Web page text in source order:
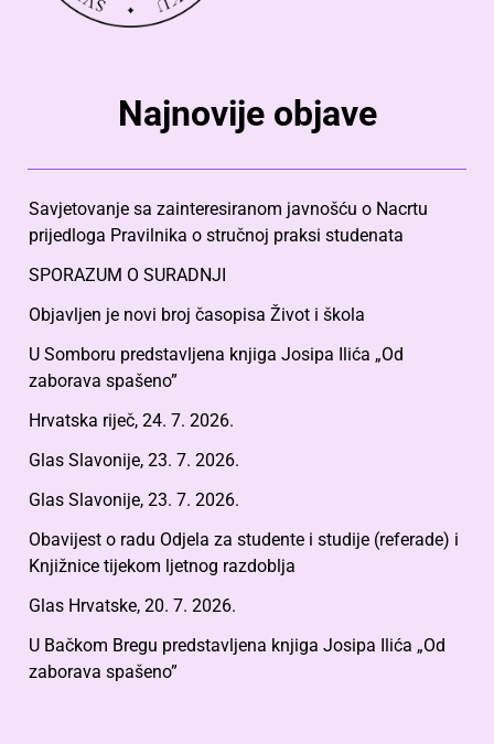
Najnovije objave
Savjetovanje sa zainteresiranom javnošću o Nacrtu
prijedloga Pravilnika o stručnoj praksi studenata
SPORAZUM O SURADNJI
Objavljen je novi broj časopisa Život i škola
U Somboru predstavljena knjiga Josipa Ilića „Od
zaborava spašeno”
Hrvatska riječ, 24. 7. 2026.
Glas Slavonije, 23. 7. 2026.
Glas Slavonije, 23. 7. 2026.
Obavijest o radu Odjela za studente i studije (referade) i
Knjižnice tijekom ljetnog razdoblja
Glas Hrvatske, 20. 7. 2026.
U Bačkom Bregu predstavljena knjiga Josipa Ilića „Od
zaborava spašeno”